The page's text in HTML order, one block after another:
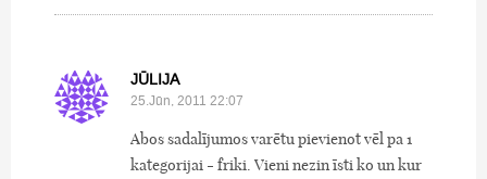
JŪLIJA
25.Jūn, 2011 22:07
Abos sadalījumos varētu pievienot vēl pa 1
kategorijai - friki. Vieni nezin īsti ko un kur